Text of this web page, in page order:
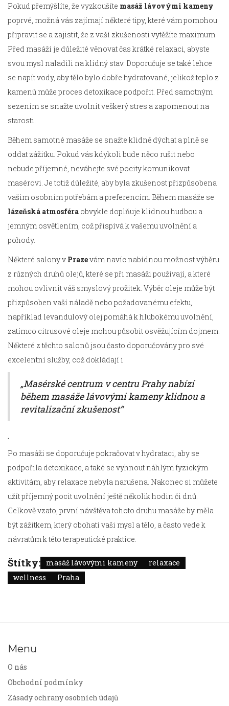
Pokud přemýšlíte, že vyzkoušíte masáž lávovými kameny
poprvé, možná vás zajímají některé tipy, které vám pomohou
připravit se a zajistit, že z vaší zkušenosti vytěžíte maximum.
Před masáží je důležité věnovat čas krátké relaxaci, abyste
svou mysl naladili na klidný stav. Doporučuje se také lehce
se napít vody, aby tělo bylo dobře hydratované, jelikož teplo z
kamenů může proces detoxikace podpořit. Před samotným
sezením se snažte uvolnit veškerý stres a zapomenout na
starosti.
Během samotné masáže se snažte klidně dýchat a plně se
oddat zážitku. Pokud vás kdykoli bude něco rušit nebo
nebude příjemné, neváhejte své pocity komunikovat
masérovi. Je totiž důležité, aby byla zkušenost přizpůsobena
vašim osobním potřebám a preferencím. Během masáže se
lázeňská atmosféra obvykle doplňuje klidnou hudbou a
jemným osvětlením, což přispívá k vašemu uvolnění a
pohody.
Některé salony v Prazevám navíc nabídnou možnost výběru
z různých druhů olejů, které se při masáži používají, a které
mohou ovlivnit váš smyslový prožitek. Výběr oleje může být
přizpůsoben vaší náladě nebo požadovanému efektu,
například levandulový olej pomáhá k hlubokému uvolnění,
zatímco citrusové oleje mohou působit osvěžujícím dojmem.
Některé z těchto salonů jsou často doporučovány pro své
excelentní služby, což dokládají i
„Masérské centrum v centru Prahy nabízí
během masáže lávovými kameny klidnou a
revitalizační zkušenost“
.
Po masáži se doporučuje pokračovat v hydrataci, aby se
podpořila detoxikace, a také se vyhnout náhlým fyzickým
aktivitám, aby relaxace nebyla narušena. Nakonec si můžete
užít příjemný pocit uvolnění ještě několik hodin či dnů.
Celkově vzato, první návštěva tohoto druhu masáže by měla
být zážitkem, který obohatí vaši mysl a tělo, a často vede k
návratům k této terapeutické praktice.
Štítky: masáž lávovými kameny
relaxace
wellness
Praha
Menu
O nás
Obchodní podmínky
Zásady ochrany osobních údajů